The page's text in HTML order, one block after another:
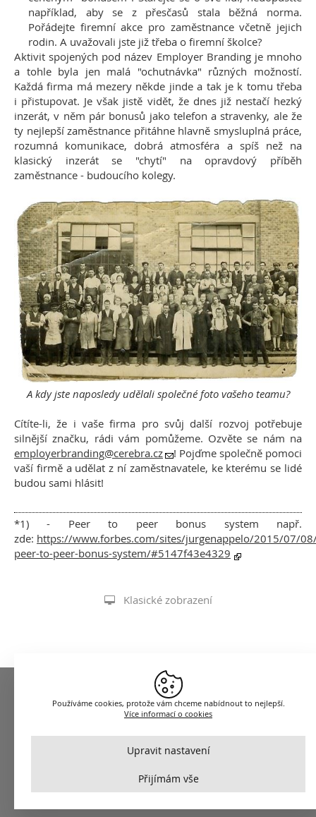
například, aby se z přesčasů stala běžná norma.
Pořádejte firemní akce pro zaměstnance včetně jejich
rodin. A uvažovali jste již třeba o firemní školce?
Aktivit spojených pod název Employer Branding je mnoho
a tohle byla jen malá "ochutnávka" různých možností.
Každá firma má mezery někde jinde a tak je k tomu třeba
i přistupovat. Je však jistě vidět, že dnes již nestačí hezký
inzerát, v něm pár bonusů jako telefon a stravenky, ale že
ty nejlepší zaměstnance přitáhne hlavně smysluplná práce,
rozumná komunikace, dobrá atmosféra a spíš než na
klasický inzerát se "chytí" na opravdový příběh
zaměstnance - budoucího kolegy.
A kdy jste naposledy udělali společné foto vašeho teamu?
Cítíte-li, že i vaše firma pro svůj další rozvoj potřebuje
silnější značku, rádi vám pomůžeme. Ozvěte se nám na
employerbranding@cerebra.cz
! Pojďme společně pomoci
vaší firmě a udělat z ní zaměstnavatele, ke kterému se lidé
budou sami hlásit!
*1) - Peer to peer bonus system např.
zde: https://www.forbes.com/sites/jurgenappelo/2015/07/
peer-to-peer-bonus-system/#5147f43e4329
Klasické zobrazení
Používáme cookies, protože vám chceme nabídnout to nejlepší.
Více informací o cookies
Pro klíčové funkce webových stránek jako je zabezpečení, správa
Funkční a preferenční
Upravit nastavení
Přijímám vše